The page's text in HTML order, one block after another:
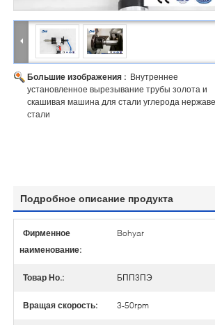
Большие изображения : Внутреннее
установленное вырезывание трубы золота и
скашивая машина для стали углерода
стали
Подробное описание продукта
Фирменное
наименование:
Bohyar
Товар Но.: БПП3ПЭ
Вращая скорость: 3-50rpm